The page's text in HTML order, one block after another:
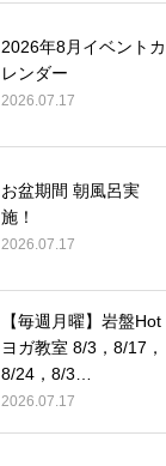
2026年8月イベントカ
レンダー
2026.07.17
お盆期間 朝風呂実
施！
2026.07.17
【毎週月曜】岩盤Hot
ヨガ教室 8/3，8/17，
8/24，8/3…
2026.07.17